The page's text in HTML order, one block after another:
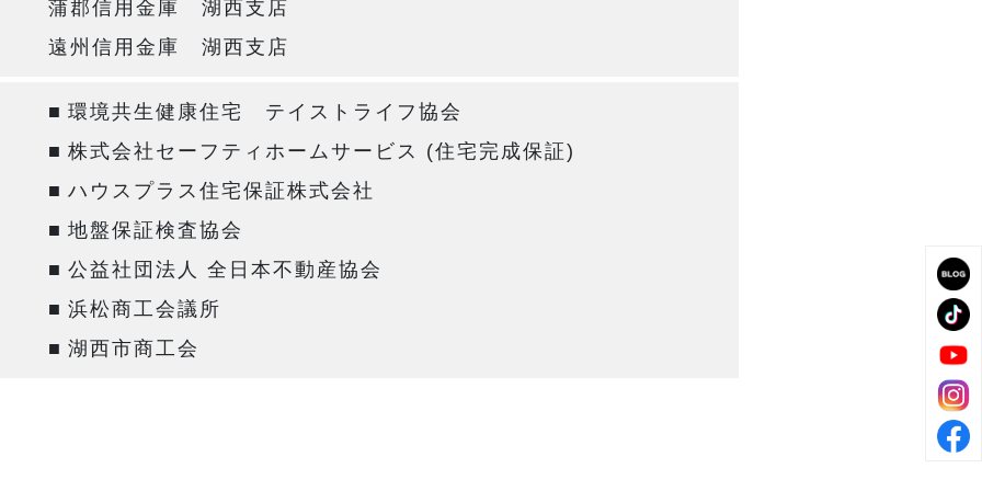
蒲郡信用金庫 湖西支店
遠州信用金庫 湖西支店
■ 環境共生健康住宅 テイストライフ協会
■ 株式会社セーフティホームサービス (住宅完成保証)
■ ハウスプラス住宅保証株式会社
■ 地盤保証検査協会
■ 公益社団法人 全日本不動産協会
■ 浜松商工会議所
■ 湖西市商工会